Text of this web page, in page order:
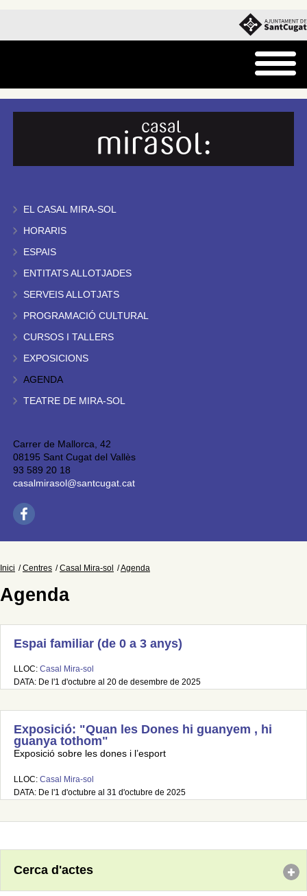
EL CASAL MIRA-SOL
HORARIS
ESPAIS
ENTITATS ALLOTJADES
SERVEIS ALLOTJATS
PROGRAMACIÓ CULTURAL
CURSOS I TALLERS
EXPOSICIONS
AGENDA
TEATRE DE MIRA-SOL
Carrer de Mallorca, 42
08195 Sant Cugat del Vallès
93 589 20 18
casalmirasol@santcugat.cat
Inici Centres Casal Mira-sol Agenda
Agenda
Espai familiar (de 0 a 3 anys)
LLOC: Casal Mira-sol
DATA: De l'1 d'octubre al 20 de desembre de 2025
Exposició: "Quan les Dones hi guanyem , hi
guanya tothom"
Exposició sobre les dones i l’esport
LLOC: Casal Mira-sol
DATA: De l'1 d'octubre al 31 d'octubre de 2025
Cerca d'actes